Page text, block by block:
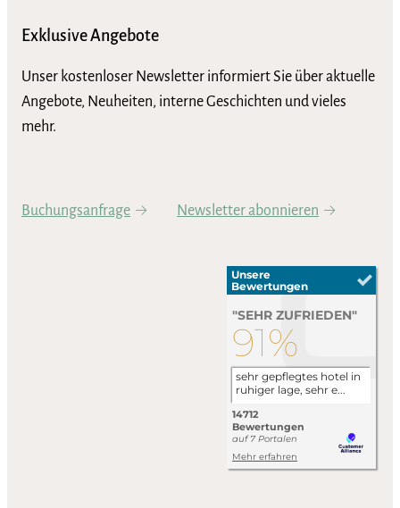
Exklusive Angebote
Unser kostenloser Newsletter informiert Sie über aktuelle
Angebote, Neuheiten, interne Geschichten und vieles
mehr.
Buchungsanfrage Newsletter abonnieren